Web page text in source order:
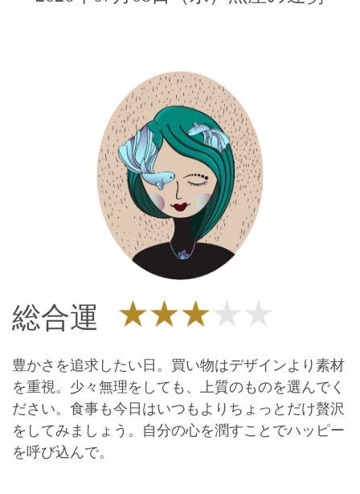
総合運
豊かさを追求したい日。買い物はデザインより素材
を重視。少々無理をしても、上質のものを選んでく
ださい。食事も今日はいつもよりちょっとだけ贅沢
をしてみましょう。自分の心を潤すことでハッピー
を呼び込んで。